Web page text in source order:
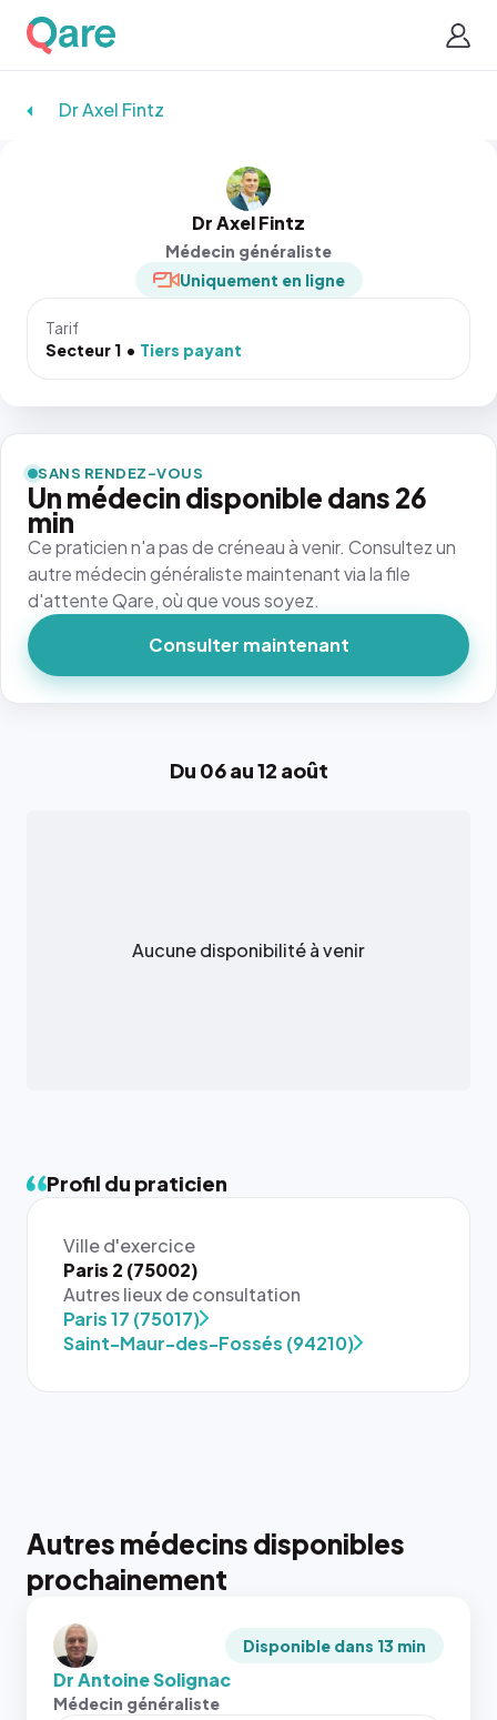
Dr Axel Fintz
Dr Axel Fintz
Médecin généraliste
Uniquement en ligne
Tarif
Secteur 1
Tiers payant
Du 06 au 12 août
Aucune disponibilité à venir
Profil du praticien
Ville d'exercice
Paris 2 (75002)
Autres lieux de consultation
Paris 17 (75017)
Saint-Maur-des-Fossés (94210)
SANS RENDEZ-VOUS
Un médecin disponible dans 26
min
Ce praticien n'a pas de créneau à venir. Consultez un
autre médecin généraliste maintenant via la file
d'attente Qare, où que vous soyez.
Consulter maintenant
Autres médecins disponibles
prochainement
Disponible dans 13 min
Dr Antoine Solignac
Médecin généraliste